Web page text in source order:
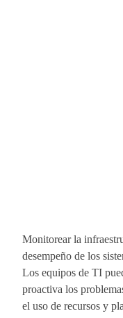
Monitorear la
desempeño de los
Los equipos de TI
proactiva los
el uso de recursos y